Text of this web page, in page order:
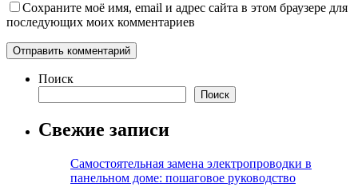
Сохраните моё имя, email и адрес сайта в этом браузере для
последующих моих комментариев
Поиск
Поиск
Свежие записи
Самостоятельная замена электропроводки в
панельном доме: пошаговое руководство